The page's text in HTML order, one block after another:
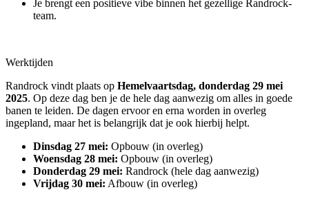
Je brengt een positieve vibe binnen het gezellige Randrock-
team.
Werktijden
Randrock vindt plaats op Hemelvaartsdag, donderdag 29 mei
2025. Op deze dag ben je de hele dag aanwezig om alles in goede
banen te leiden. De dagen ervoor en erna worden in overleg
ingepland, maar het is belangrijk dat je ook hierbij helpt.
Dinsdag 27 mei: Opbouw (in overleg)
Woensdag 28 mei: Opbouw (in overleg)
Donderdag 29 mei: Randrock (hele dag aanwezig)
Vrijdag 30 mei: Afbouw (in overleg)